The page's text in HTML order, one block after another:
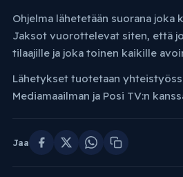
Ohjelma lähetetään suorana joka
Jaksot vuorottelevat siten, että
tilaajille ja joka toinen kaikille
Lähetykset tuotetaan
Mediamaailman ja Posi TV:n
Jaa